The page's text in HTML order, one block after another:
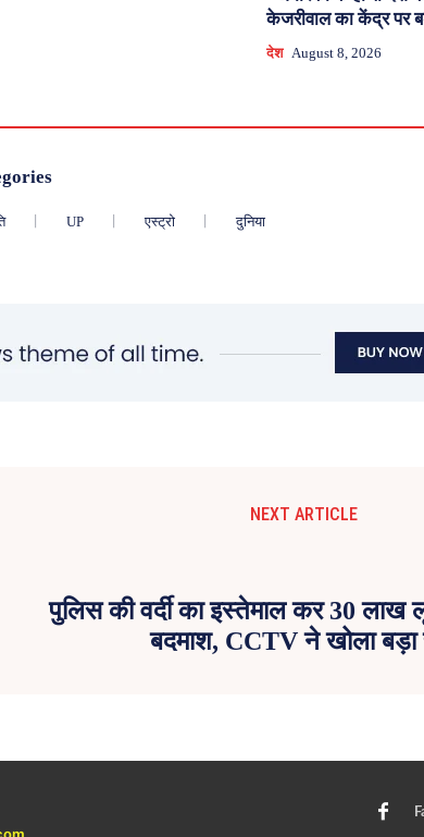
केजरीवाल का केंद्र पर
देश August 8, 2026
UP एस्ट्रो दुनिया
NEXT ARTICLE
पुलिस की वर्दी का इस्तेमाल कर 30 लाख
बदमाश, CCTV ने खोला बड़ा